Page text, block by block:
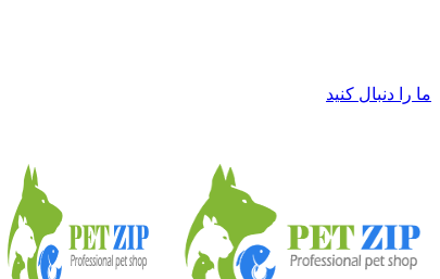
ما را دنبال کنید